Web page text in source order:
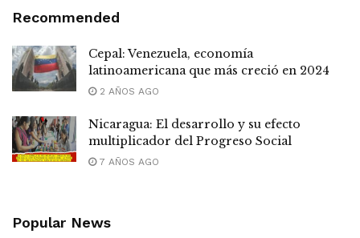
Recommended
Cepal: Venezuela, economía
latinoamericana que más creció en 2024
2 AÑOS AGO
Nicaragua: El desarrollo y su efecto
multiplicador del Progreso Social
7 AÑOS AGO
Popular News